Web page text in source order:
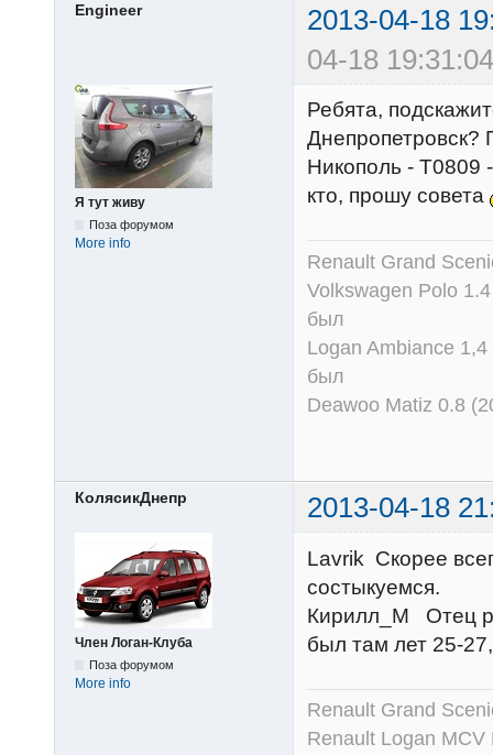
Engineer
2013-04-18
04-18
Я тут живу
Поза форумом
More info
Ребята,
Днепропетровск?
Никополь - Т0809
кто, прошу совета
Renault Grand
Volkswagen Polo
был
Logan Ambiance
был
Deawoo Matiz 0.8
КолясикДнепр 2013-04-18
Член Логан-Клуба
Поза форумом
More info
Lavrik Скорее
состыкуемся.
Кирилл_М Отец
был там лет 25-
Renault Grand
Renault Logan